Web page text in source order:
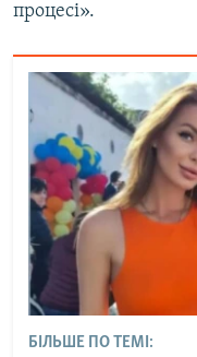
процесі».
БІЛЬШЕ ПО ТЕМІ: